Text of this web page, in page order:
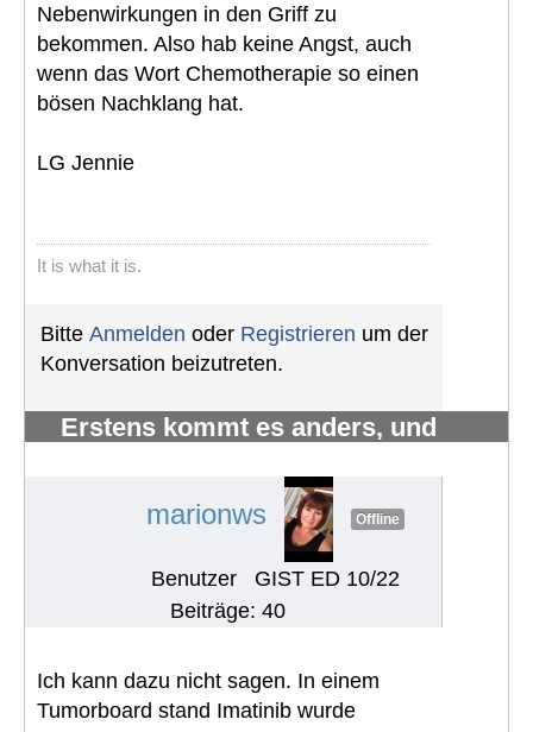
Nebenwirkungen in den Griff zu
bekommen. Also hab keine Angst, auch
wenn das Wort Chemotherapie so einen
bösen Nachklang hat.
LG Jennie
It is what it is.
Bitte Anmelden oder Registrieren um der
Konversation beizutreten.
Erstens kommt es anders, und
marionws Offline
Benutzer
GIST ED 10/22
Beiträge: 40
Ich kann dazu nicht sagen. In einem
Tumorboard stand Imatinib wurde